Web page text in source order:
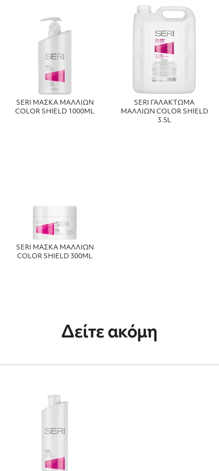
SERI ΜΑΣΚΑ ΜΑΛΛΙΩΝ
COLOR SHIELD 1000ML
SERI ΓΑΛΑΚΤΩΜΑ
ΜΑΛΛΙΩΝ COLOR SHIELD
3.5L
SERI ΜΑΣΚΑ ΜΑΛΛΙΩΝ
COLOR SHIELD 300ML
Δείτε ακόμη